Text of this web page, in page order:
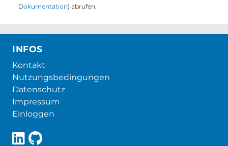
Dokumentation) abrufen.
INFOS
Kontakt
Nutzungsbedingungen
Datenschutz
Impressum
Einloggen